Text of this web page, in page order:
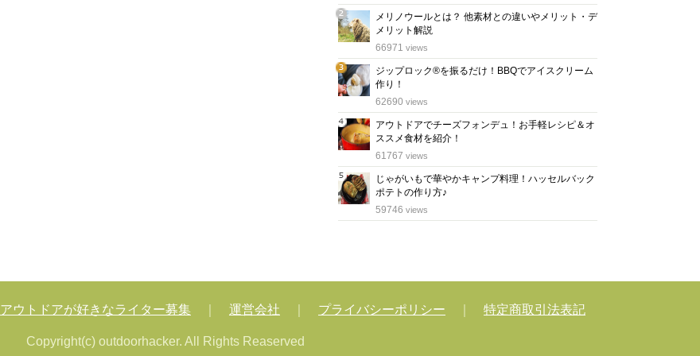
2
位
メリノウールとは？ 他素材との違いやメリット・デ
メリット解説
66971 views
3
位
ジップロック®を振るだけ！BBQでアイスクリーム
作り！
62690 views
4
位
アウトドアでチーズフォンデュ！お手軽レシピ＆オ
ススメ食材を紹介！
61767 views
5
位
じゃがいもで華やかキャンプ料理！ハッセルバック
ポテトの作り方♪
59746 views
アウトドアが好きなライター募集 運営会社 プライバシーポリシー 特定商取引法表記
Copyright(c) outdoorhacker. All Rights Reaserved